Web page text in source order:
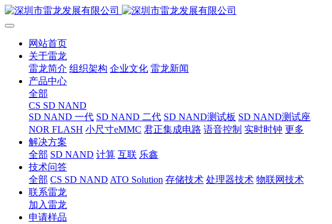
网站首页
关于雷龙
雷龙简介 组织架构 企业文化 雷龙新闻
产品中心
全部
CS SD NAND
SD NAND 一代 SD NAND 二代 SD NAND测试板 SD NAND测试座
NOR FLASH 小尺寸eMMC 君正集成电路 语音控制 实时时钟 更多
解决方案
全部 SD NAND 计算 互联 乐鑫
技术问答
全部 CS SD NAND ATO Solution 存储技术 处理器技术 物联网技术
联系雷龙
加入雷龙
申请样品